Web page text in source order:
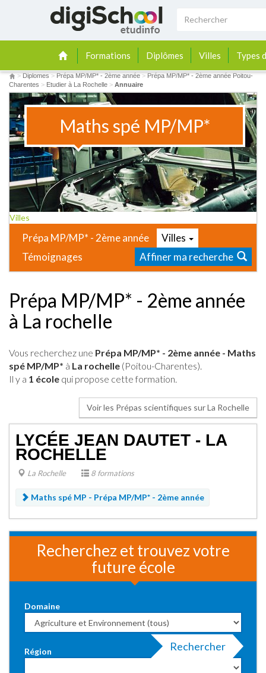
Formations Diplômes Villes Types
> Diplomes > Prépa MP/MP* - 2ème année > Prépa MP/MP* - 2ème année Poitou-
Charentes > Etudier à La Rochelle > Annuaire
Maths spé MP/MP*
Villes
Prépa MP/MP* - 2ème année
Villes
Témoignages
Affiner ma recherche
Prépa MP/MP* - 2ème année
à La rochelle
Vous recherchez une Prépa MP/MP* - 2ème année - Maths
spé MP/MP* à La rochelle (Poitou-Charentes).
Il y a 1 école qui propose cette formation.
Voir les Prépas scientifiques sur La Rochelle
LYCÉE JEAN DAUTET - LA
ROCHELLE
La Rochelle 8 formations
Maths spé MP - Prépa MP/MP* - 2ème année
Recherchez et trouvez votre
future école
Domaine
Région Rechercher